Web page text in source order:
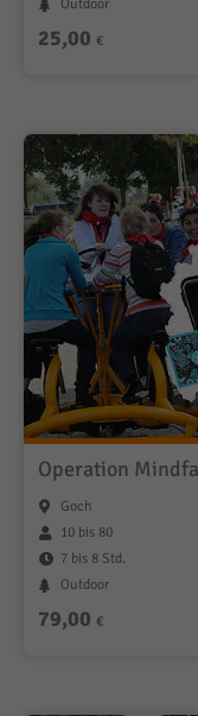
Outdoor
25,00 €
Operation
Goch
10 bis 80
7 bis 8 Std.
Outdoor
79,00 €